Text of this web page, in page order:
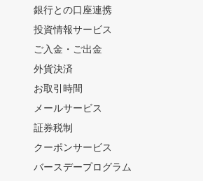
銀行との口座連携
投資情報サービス
ご入金・ご出金
外貨決済
お取引時間
メールサービス
証券税制
クーポンサービス
バースデープログラム